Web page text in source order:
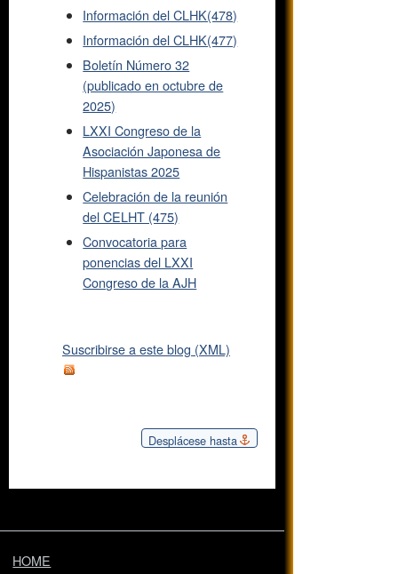
Información del CLHK(478)
Información del CLHK(477)
Boletín Número 32
(publicado en octubre de
2025)
LXXI Congreso de la
Asociación Japonesa de
Hispanistas 2025
Celebración de la reunión
del CELHT (475)
Convocatoria para
ponencias del LXXI
Congreso de la AJH
Suscribirse a este blog (XML)
Desplácese hasta
HOME